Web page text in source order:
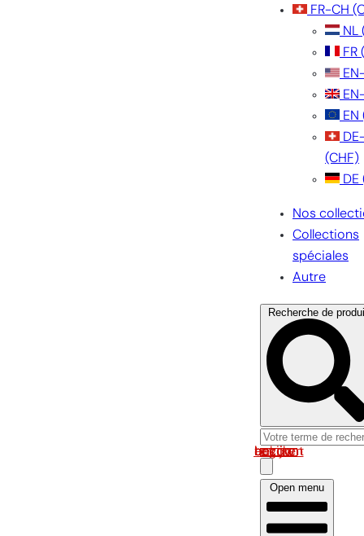
FR-CH
NL
FR
EN
(CHF)
DE
Nos
Collections
spéciales
Autre
Recherche de
Log in om uw account te bekijken
Open menu